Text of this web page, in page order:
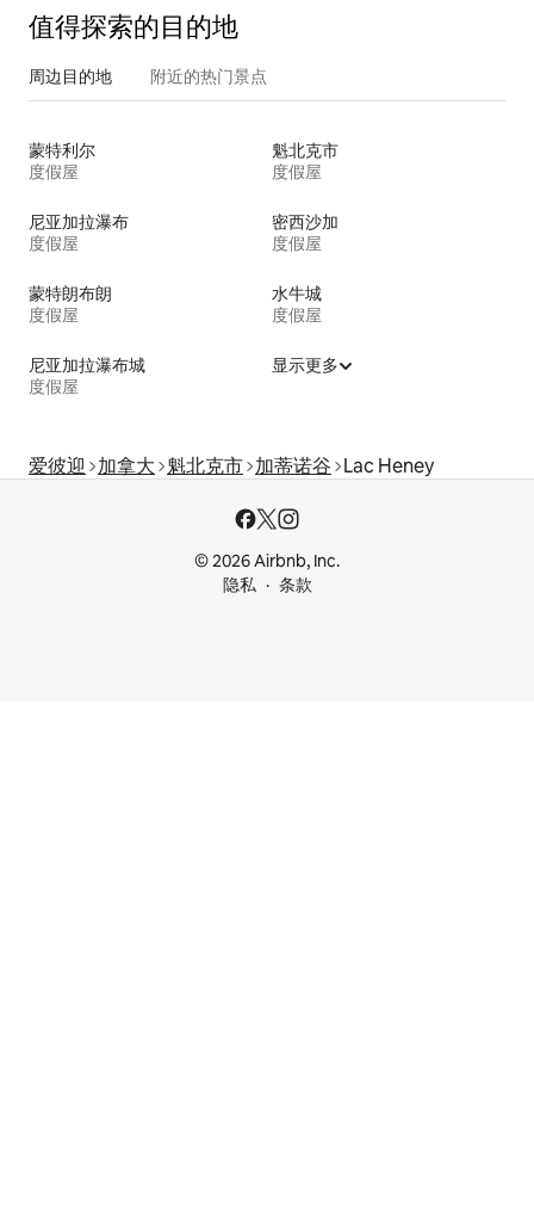
值得探索的目的地
周边目的地 附近的热门景点
蒙特利尔
度假屋
魁北克市
度假屋
尼亚加拉瀑布
度假屋
密西沙加
度假屋
蒙特朗布朗
度假屋
水牛城
度假屋
尼亚加拉瀑布城
度假屋
显示更多
爱彼迎 加拿大 魁北克市 加蒂诺谷 Lac Heney
© 2026 Airbnb, Inc.
隐私
条款